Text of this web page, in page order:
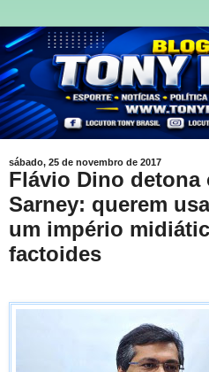
sábado, 25 de novembro de 2017
Flávio Dino detona
Sarney: querem
um império
factoides